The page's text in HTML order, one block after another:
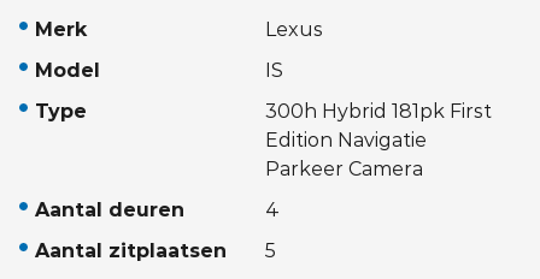
Merk
Lexus
Model
IS
Type
300h Hybrid 181pk First
Edition Navigatie
Parkeer Camera
Aantal deuren
4
Aantal zitplaatsen
5